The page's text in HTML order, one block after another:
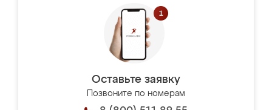
Оставьте заявку
Позвоните по номерам